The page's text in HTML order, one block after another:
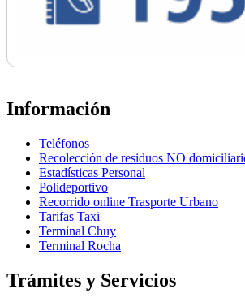
Información
Teléfonos
Recolección de residuos NO
Estadísticas Personal
Polideportivo
Recorrido online Trasporte Urbano
Tarifas Taxi
Terminal Chuy
Terminal Rocha
Trámites y Servicios